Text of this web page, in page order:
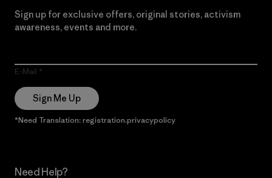
Sign up for exclusive offers, original stories, activism
awareness, events and more.
E-Mail
Sign Me Up
*Need Translation: registration.privacypolicy
Need Help?